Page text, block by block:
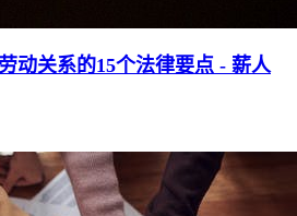
动关系的15个法律要点 - 薪人